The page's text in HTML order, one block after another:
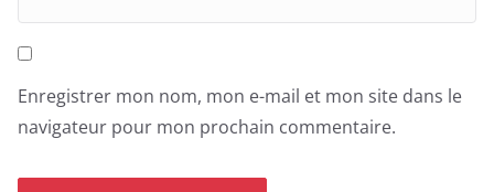
Enregistrer mon nom, mon e-mail et mon site dans le
navigateur pour mon prochain commentaire.